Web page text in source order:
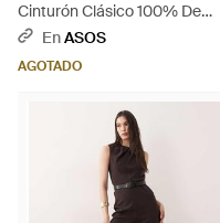
Cinturón Clásico 100% De
Cuero De - Marrón
EnASOS
AGOTADO